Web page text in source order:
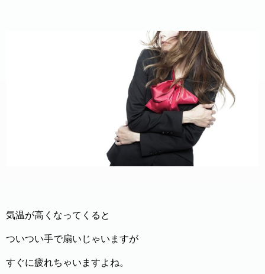
気温が高くなってくると
ついつい手で扇いじゃいますが
すぐに疲れちゃいますよね。